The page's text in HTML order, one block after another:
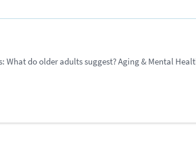
do older adults suggest? Aging & Mental